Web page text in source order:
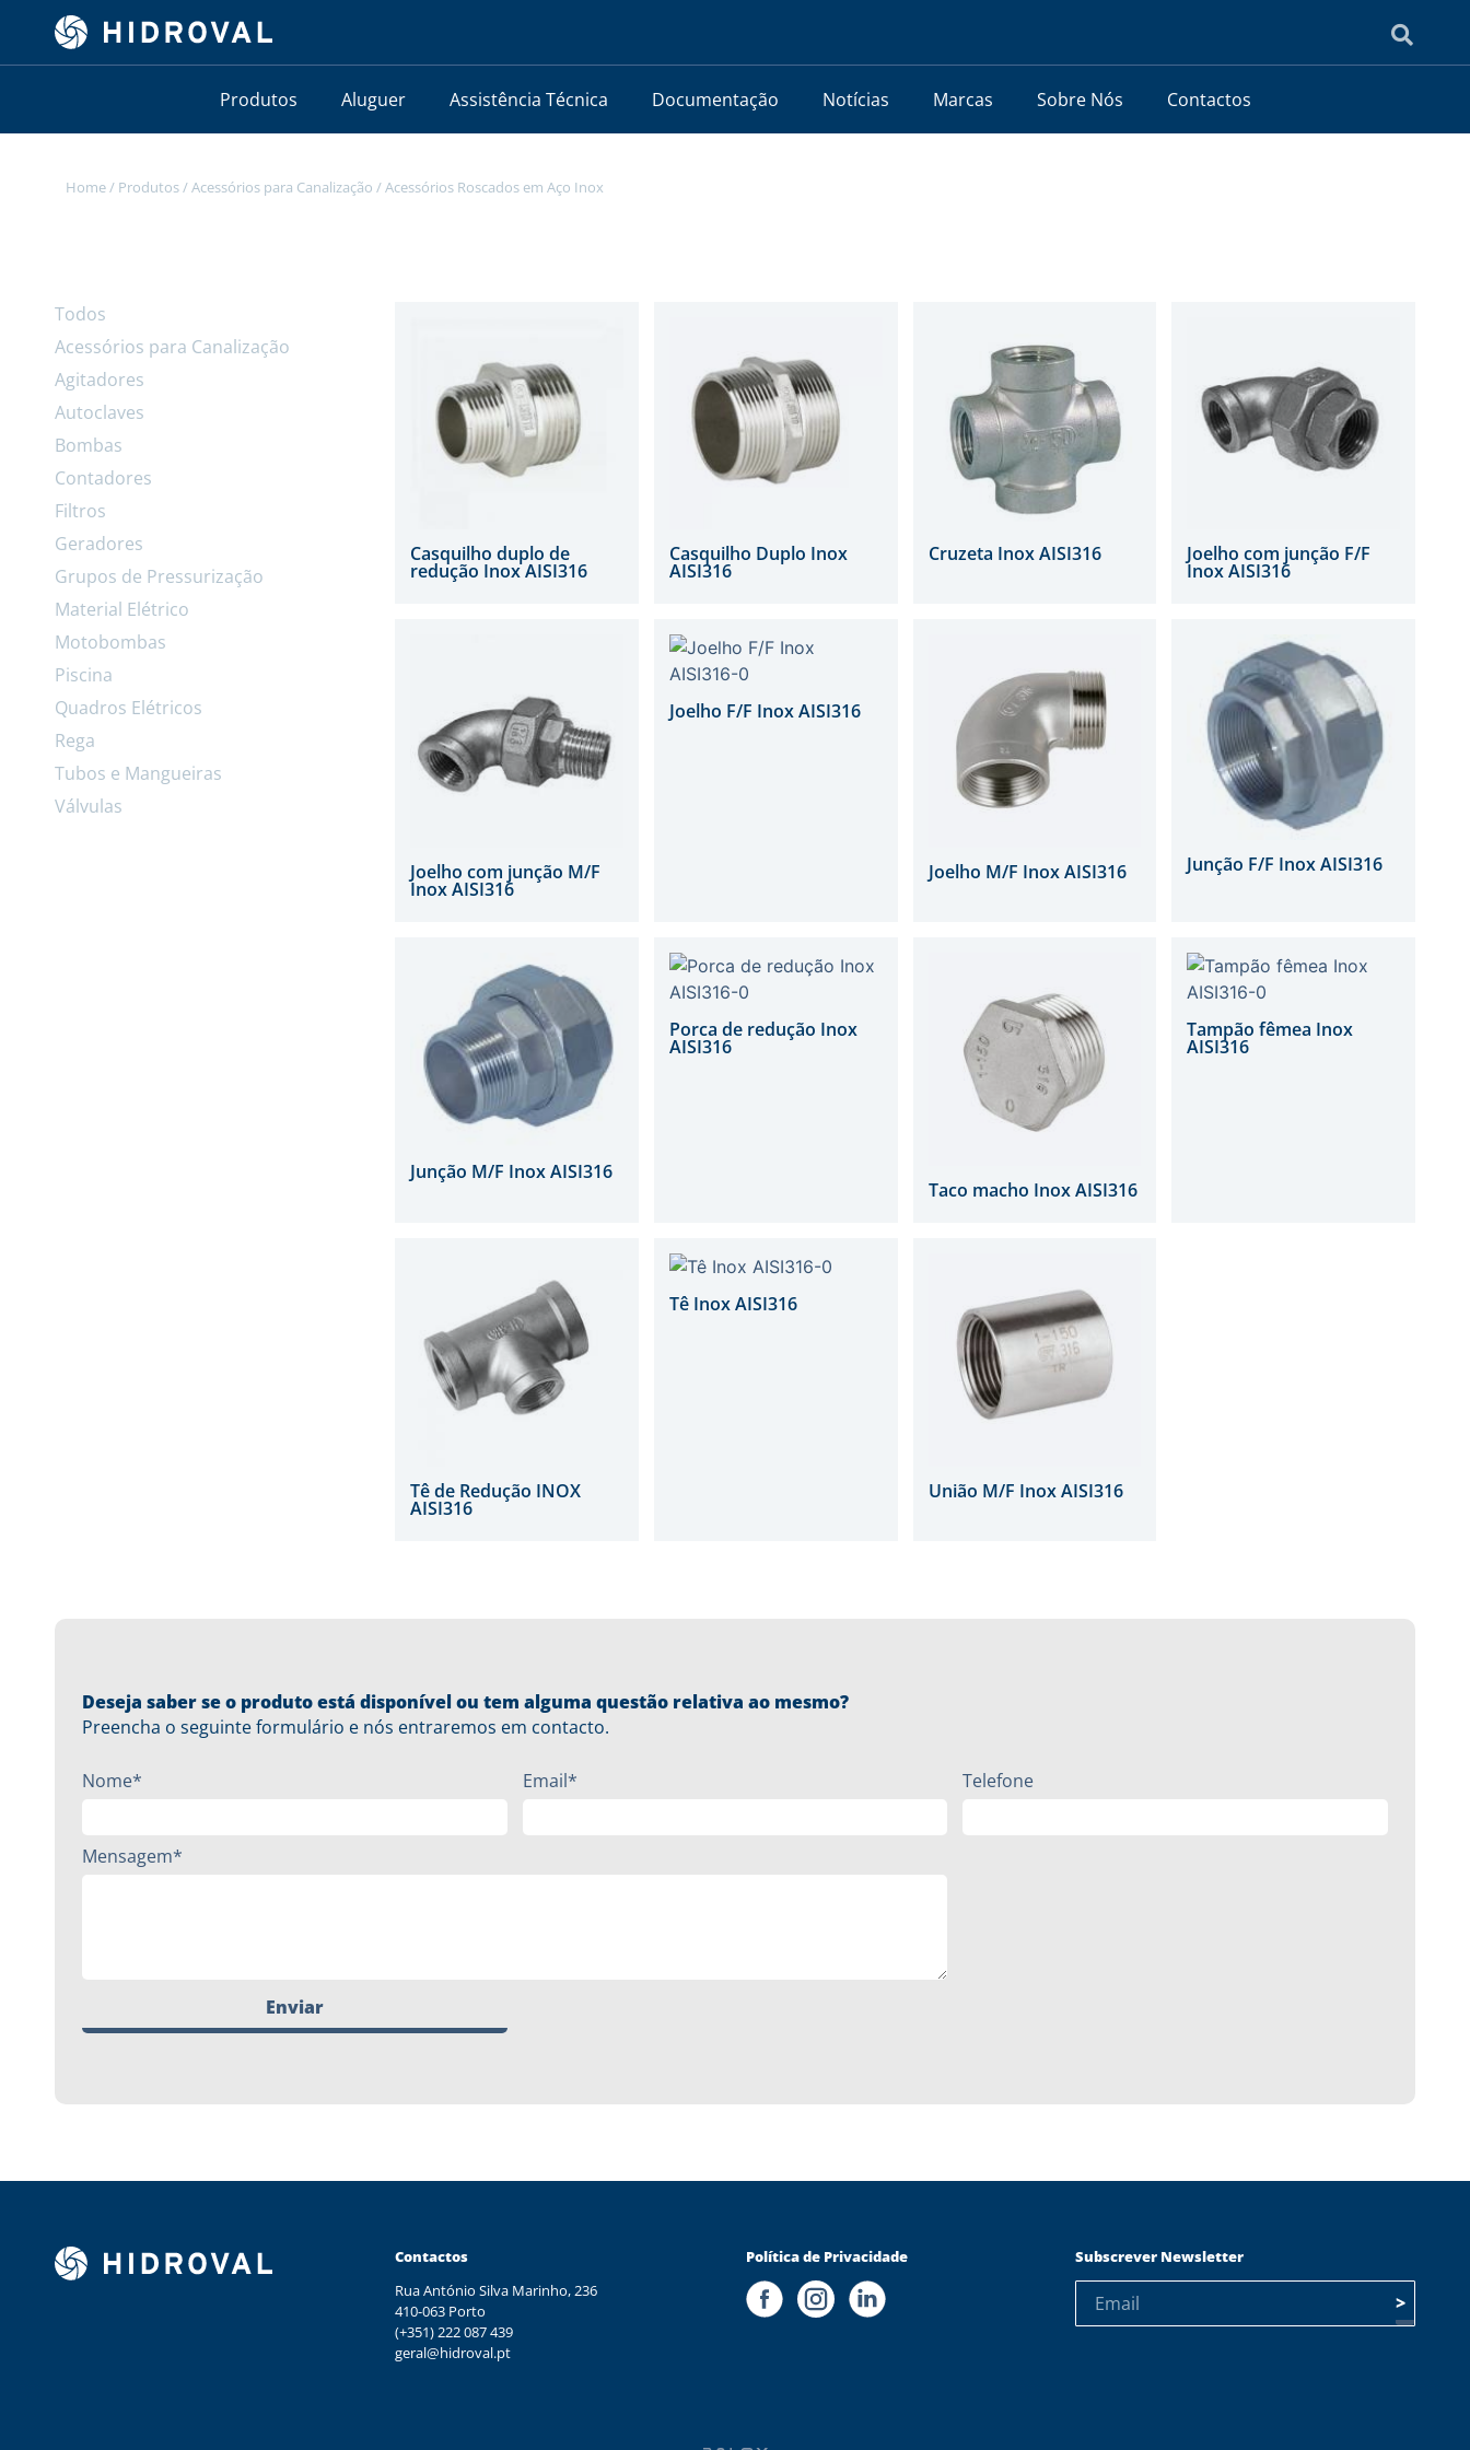
Produtos Aluguer Assistência Técnica Documentação Notícias Marcas Sobre Nós Contactos
Home / Produtos /Acessórios para Canalização /Acessórios Roscados em Aço Inox
Todos
Acessórios para Canalização
Agitadores
Autoclaves
Bombas
Contadores
Filtros
Geradores
Grupos de Pressurização
Material Elétrico
Motobombas
Piscina
Quadros Elétricos
Rega
Tubos e Mangueiras
Válvulas
Casquilho duplo de
redução Inox AISI316
Casquilho Duplo Inox
AISI316
Cruzeta Inox AISI316 Joelho com junção F/F
Inox AISI316
Joelho com junção M/F
Inox AISI316
Joelho F/F Inox AISI316
Joelho M/F Inox AISI316 Junção F/F Inox AISI316
Junção M/F Inox AISI316
Porca de redução Inox
AISI316
Taco macho Inox AISI316
Tampão fêmea Inox
AISI316
Tê de Redução INOX
AISI316
Tê Inox AISI316
União M/F Inox AISI316
Deseja saber se o produto está disponível ou tem alguma questão relativa ao mesmo?
Preencha o seguinte formulário e nós entraremos em contacto.
Nome* Email* Telefone
Mensagem*
Enviar
Contactos
Rua António Silva Marinho, 236
410-063 Porto
(+351) 222 087 439
geral@hidroval.pt
Política de Privacidade Subscrever Newsletter
>